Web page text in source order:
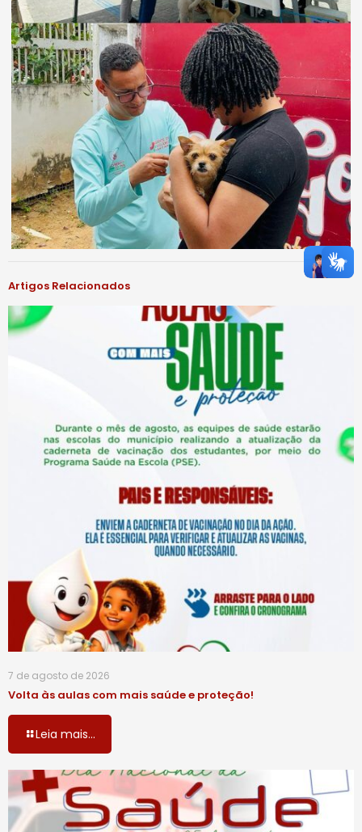
Artigos Relacionados
7 de agosto de 2026
Volta às aulas com mais saúde e proteção!
Leia mais...